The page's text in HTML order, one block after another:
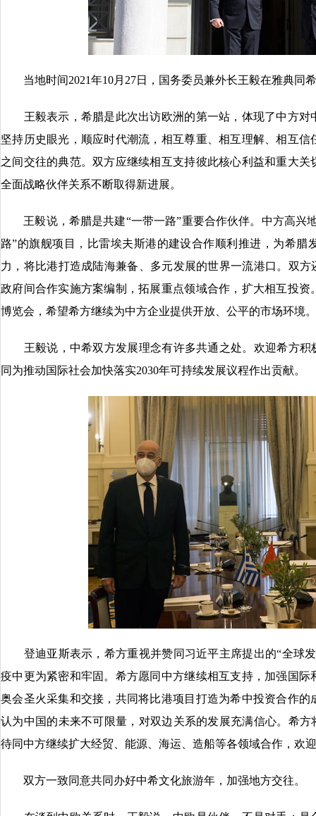
当地时间2021年10月27日，国务委员兼外长王毅在雅典同
王毅表示，希腊是此次出访欧洲的第一站，体现了中方对
坚持历史眼光，顺应时代潮流，相互尊重、相互理解、相互
之间交往的典范。双方应继续相互支持彼此核心利益和重大
全面战略伙伴关系不断取得新进展。
王毅说，希腊是共建“一带一路”重要合作伙伴。中方高兴
路”的旗舰项目，比雷埃夫斯港的建设合作顺利推进，为希腊
力，将比港打造成陆海兼备、多元发展的世界一流港口。双
政府间合作实施方案编制，拓展重点领域合作，扩大相互投
博览会，希望希方继续为中方企业提供开放、公平的市场环境。
王毅说，中希双方发展理念有许多共通之处。欢迎希方积
同为推动国际社会加快落实2030年可持续发展议程作出贡献。
登迪亚斯表示，希方重视并赞同习近平主席提出的“全球
疫中更为紧密和牢固。希方愿同中方继续相互支持，加强国
奥会圣火采集和交接，共同将比港项目打造为希中投资合作
认为中国的未来不可限量，对双边关系的发展充满信心。希
待同中方继续扩大经贸、能源、海运、造船等各领域合作，欢
双方一致同意共同办好中希文化旅游年，加强地方交往。